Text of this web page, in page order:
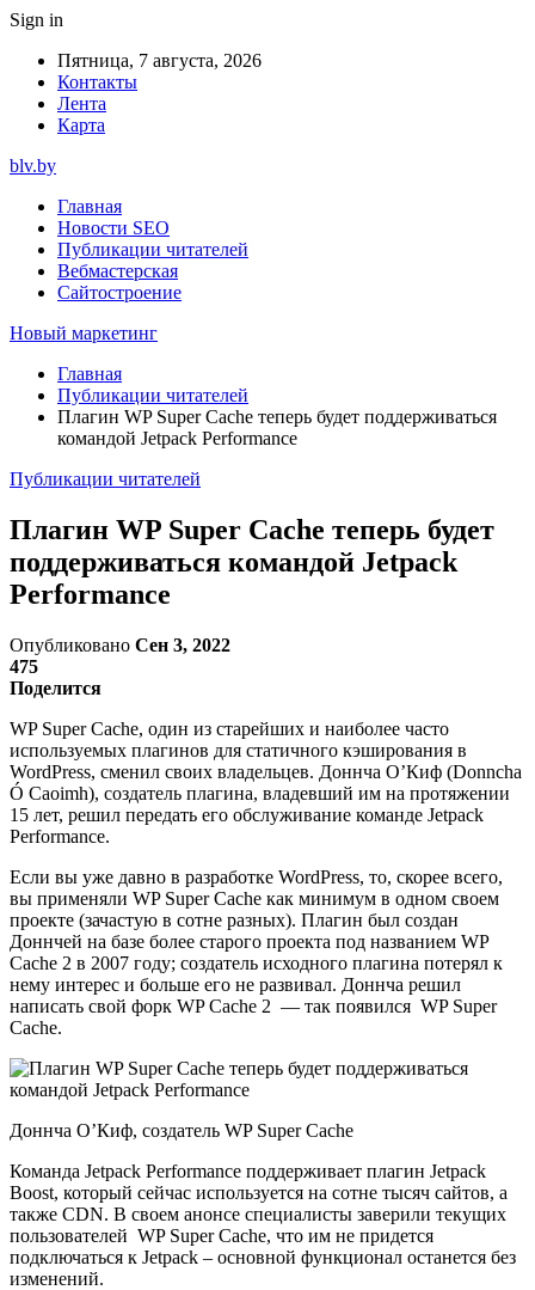
Sign in
Пятница, 7 августа, 2026
Контакты
Лента
Карта
blv.by
Главная
Новости SEO
Публикации читателей
Вебмастерская
Сайтостроение
Новый маркетинг
Главная
Публикации читателей
Плагин WP Super Cache теперь будет поддерживаться
командой Jetpack Performance
Публикации читателей
Плагин WP Super Cache теперь будет
поддерживаться командой Jetpack
Performance
Опубликовано Сен 3, 2022
475
Поделится
WP Super Cache, один из старейших и наиболее часто
используемых плагинов для статичного кэширования в
WordPress, сменил своих владельцев. Доннча О’Киф (Donncha
Ó Caoimh), создатель плагина, владевший им на протяжении
15 лет, решил передать его обслуживание команде Jetpack
Performance.
Если вы уже давно в разработке WordPress, то, скорее всего,
вы применяли WP Super Cache как минимум в одном своем
проекте (зачастую в сотне разных). Плагин был создан
Доннчей на базе более старого проекта под названием WP
Cache 2 в 2007 году; создатель исходного плагина потерял к
нему интерес и больше его не развивал. Доннча решил
написать свой форк WP Cache 2 — так появился WP Super
Cache.
Доннча О’Киф, создатель WP Super Cache
Команда Jetpack Performance поддерживает плагин Jetpack
Boost, который сейчас используется на сотне тысяч сайтов, а
также CDN. В своем анонсе специалисты заверили текущих
пользователей WP Super Cache, что им не придется
подключаться к Jetpack – основной функционал останется без
изменений.